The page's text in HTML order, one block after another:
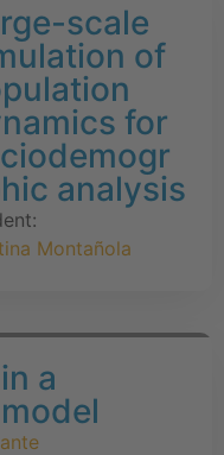
scale
of
for
analysis
Montañola
a